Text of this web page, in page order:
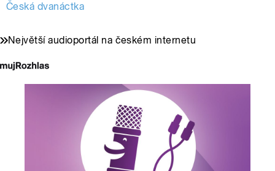
Česká dvanáctka
Největší audioportál na českém internetu